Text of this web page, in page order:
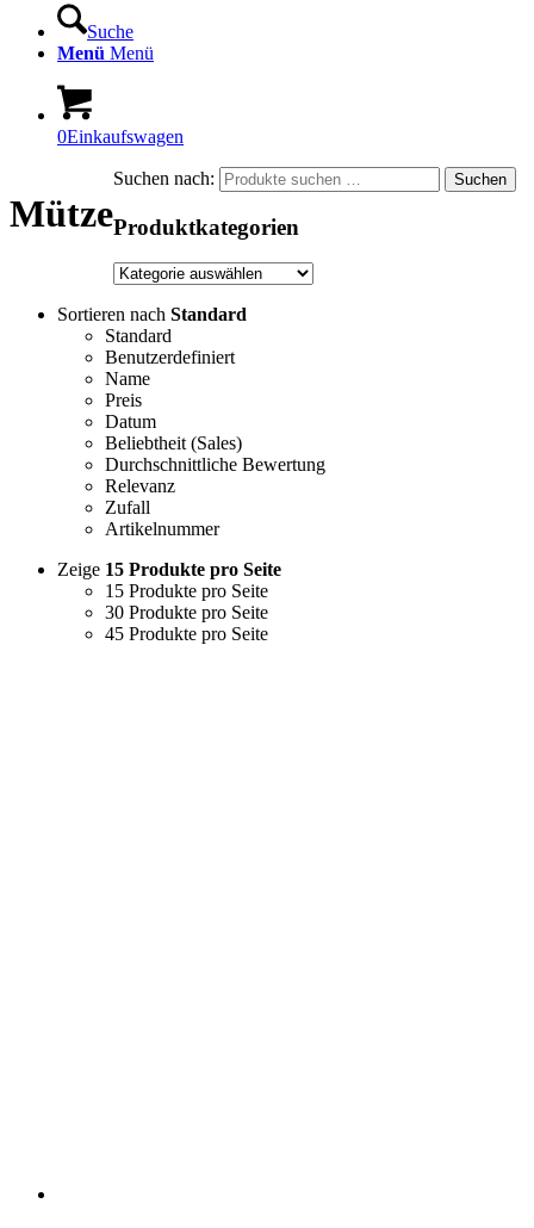
Suche
Menü Menü
0Einkaufswagen
Mütze
Sortieren nach Standard
Standard
Benutzerdefiniert
Name
Preis
Datum
Beliebtheit (Sales)
Durchschnittliche Bewertung
Relevanz
Zufall
Artikelnummer
Zeige 15 Produkte pro Seite
15 Produkte pro Seite
30 Produkte pro Seite
45 Produkte pro Seite
Suchen nach: Suchen
Produktkategorien